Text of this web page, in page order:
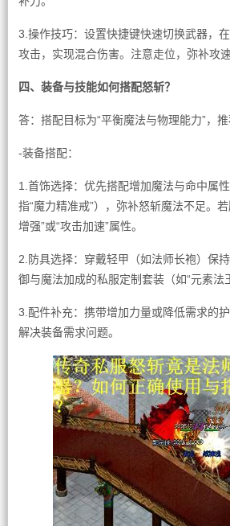
3.操作技巧：设置快捷键快速切换武器，
攻击，实现混合伤害。注意走位，弥补攻速
四、装备与技能如何搭配怒斩？
答：搭配目标为“平衡魔法与物理能力”，推
-装备搭配：
1.首饰选择：优先搭配增加魔法与命中属
指“魔力精准戒”），弥补怒斩魔法不足。
增强”或“攻击加速”属性。
2.防具选择：穿戴轻甲（如法师长袍）保
御与魔法加成的私服定制套装（如“元素法
3.配件补充：携带增加力量或降低需求的护
解决装备需求问题。